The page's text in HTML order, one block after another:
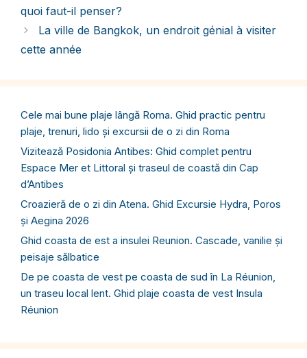
quoi faut-il penser?
La ville de Bangkok, un endroit génial à visiter
cette année
Cele mai bune plaje lângă Roma. Ghid practic pentru
plaje, trenuri, lido și excursii de o zi din Roma
Vizitează Posidonia Antibes: Ghid complet pentru
Espace Mer et Littoral și traseul de coastă din Cap
d’Antibes
Croazieră de o zi din Atena. Ghid Excursie Hydra, Poros
și Aegina 2026
Ghid coasta de est a insulei Reunion. Cascade, vanilie și
peisaje sălbatice
De pe coasta de vest pe coasta de sud în La Réunion,
un traseu local lent. Ghid plaje coasta de vest Insula
Réunion